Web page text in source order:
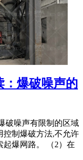
：爆破噪声的
破噪声有限制的区域
控制爆破方法,不允许
爆网路。 （2）在